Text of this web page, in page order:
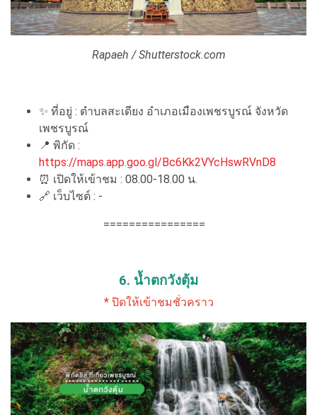
Rapaeh / Shutterstock.com
✨ ที่อยู่ : ตำบลสะเดียง อำเภอเมืองเพชรบูรณ์ จังหวัด
เพชรบูรณ์
📍 พิกัด :
https://maps.app.goo.gl/Bc6Kk2VYcHswRVnD8
⏰ เปิดให้เข้าชม : 08.00-18.00 น.
🔗 เว็บไซต์ : -
================
6. น้ำตกวังตุ้ม
* ปิดให้เข้าชมชั่วคราว